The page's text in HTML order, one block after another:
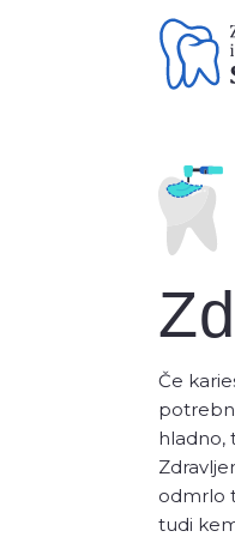
Preventiva
Stomatološki
Čiščenje
Če
hladno,
odmrlo
tudi